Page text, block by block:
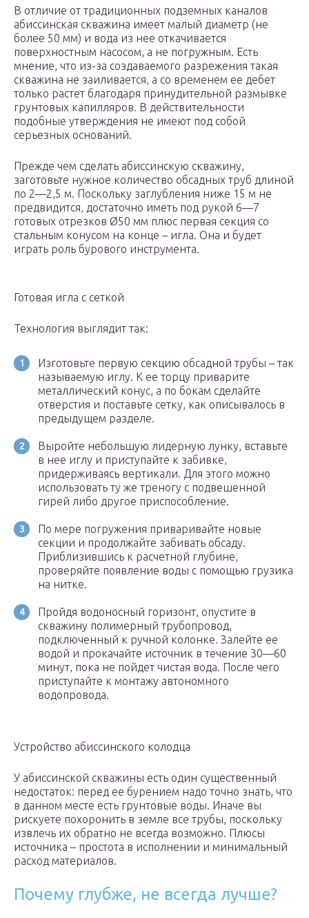
В отличие от традиционных подземных каналов
абиссинская скважина имеет малый диаметр (не
более 50 мм) и вода из нее откачивается
поверхностным насосом, а не погружным. Есть
мнение, что из-за создаваемого разрежения такая
скважина не заиливается, а со временем ее дебет
только растет благодаря принудительной размывке
грунтовых капилляров. В действительности
подобные утверждения не имеют под собой
серьезных оснований.
Прежде чем сделать абиссинскую скважину,
заготовьте нужное количество обсадных труб длиной
по 2—2,5 м. Поскольку заглубления ниже 15 м не
предвидится, достаточно иметь под рукой 6—7
готовых отрезков Ø50 мм плюс первая секция со
стальным конусом на конце – игла. Она и будет
играть роль бурового инструмента.
Готовая игла с сеткой
Технология выглядит так:
Изготовьте первую секцию обсадной трубы – так
называемую иглу. К ее торцу приварите
металлический конус, а по бокам сделайте
отверстия и поставьте сетку, как описывалось в
предыдущем разделе.
Выройте небольшую лидерную лунку, вставьте
в нее иглу и приступайте к забивке,
придерживаясь вертикали. Для этого можно
использовать ту же треногу с подвешенной
гирей либо другое приспособление.
По мере погружения приваривайте новые
секции и продолжайте забивать обсаду.
Приблизившись к расчетной глубине,
проверяйте появление воды с помощью грузика
на нитке.
Пройдя водоносный горизонт, опустите в
скважину полимерный трубопровод,
подключенный к ручной колонке. Залейте ее
водой и прокачайте источник в течение 30—60
минут, пока не пойдет чистая вода. После чего
приступайте к монтажу автономного
водопровода.
Устройство абиссинского колодца
У абиссинской скважины есть один существенный
недостаток: перед ее бурением надо точно знать, что
в данном месте есть грунтовые воды. Иначе вы
рискуете похоронить в земле все трубы, поскольку
извлечь их обратно не всегда возможно. Плюсы
источника – простота в исполнении и минимальный
расход материалов.
Почему глубже, не всегда лучше?